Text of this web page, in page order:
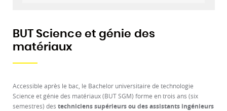
BUT Science et génie des
matériaux
Accessible après le bac, le Bachelor universitaire de technologie
Science et génie des matériaux (BUT SGM) forme en trois ans (six
semestres) des techniciens supérieurs ou des assistants ingénieurs